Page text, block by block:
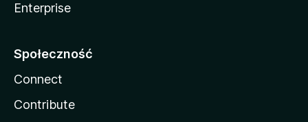
Enterprise
Społeczność
Connect
Contribute